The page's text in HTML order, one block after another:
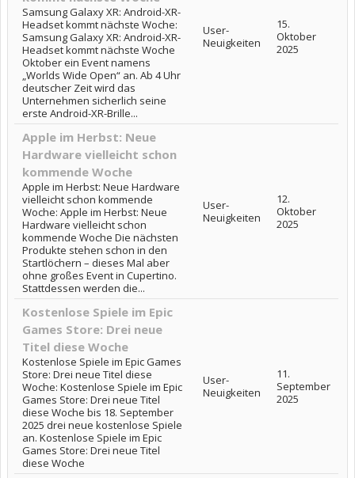
Samsung Galaxy XR: Android-XR-
Headset kommt nächste Woche:
Samsung Galaxy XR: Android-XR-
Headset kommt nächste Woche
Oktober ein Event namens
„Worlds Wide Open“ an. Ab 4 Uhr
deutscher Zeit wird das
Unternehmen sicherlich seine
erste Android-XR-Brille...
User-
Neuigkeiten
15.
Oktober
2025
Apple im Herbst: Neue
Hardware vielleicht schon
kommende Woche
Apple im Herbst: Neue Hardware
vielleicht schon kommende
Woche: Apple im Herbst: Neue
Hardware vielleicht schon
kommende Woche Die nächsten
Produkte stehen schon in den
Startlöchern – dieses Mal aber
ohne großes Event in Cupertino.
Stattdessen werden die...
User-
Neuigkeiten
12.
Oktober
2025
Kostenlose Spiele im Epic
Games Store: Drei neue
Titel diese Woche
Kostenlose Spiele im Epic Games
Store: Drei neue Titel diese
Woche: Kostenlose Spiele im Epic
Games Store: Drei neue Titel
diese Woche bis 18. September
2025 drei neue kostenlose Spiele
an. Kostenlose Spiele im Epic
Games Store: Drei neue Titel
diese Woche
User-
Neuigkeiten
11.
September
2025